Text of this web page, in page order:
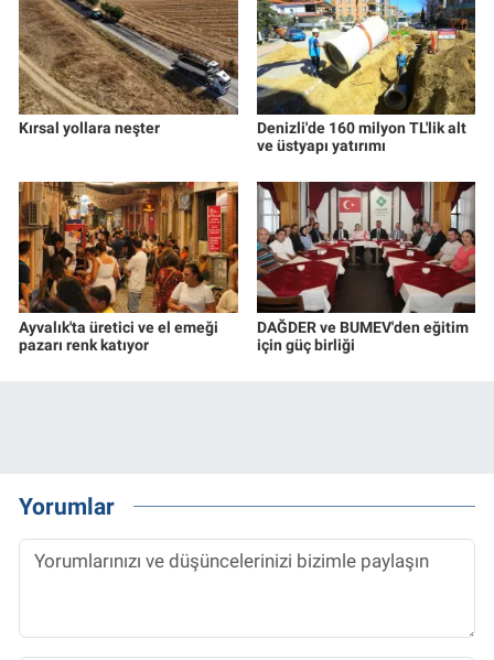
Kırsal yollara neşter
Denizli'de 160 milyon TL'lik alt
ve üstyapı yatırımı
Ayvalık'ta üretici ve el emeği
pazarı renk katıyor
DAĞDER ve BUMEV'den eğitim
için güç birliği
Yorumlar